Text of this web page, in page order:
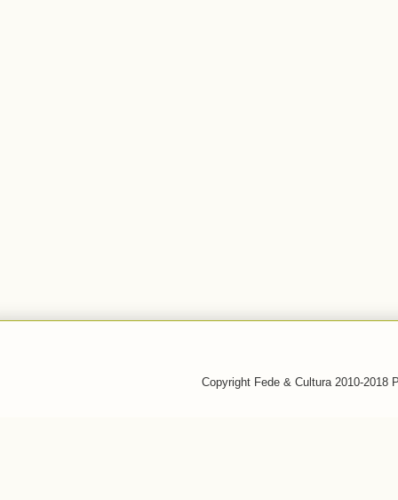
Copyright Fede & Cultura 2010-2018